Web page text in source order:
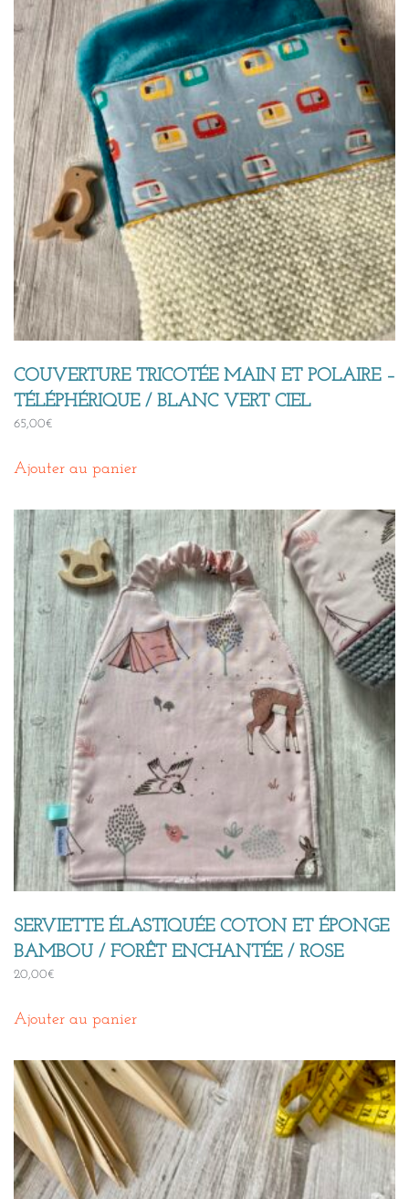
COUVERTURE TRICOTÉE MAIN ET POLAIRE –
TÉLÉPHÉRIQUE / BLANC VERT CIEL
65,00€
Ajouter au panier
SERVIETTE ÉLASTIQUÉE COTON ET ÉPONGE
BAMBOU / FORÊT ENCHANTÉE / ROSE
20,00€
Ajouter au panier